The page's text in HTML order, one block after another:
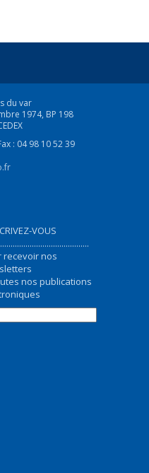
du var
1974, BP 198
: 04 98 10 52 39
VOUS
recevoir nos
nos publications